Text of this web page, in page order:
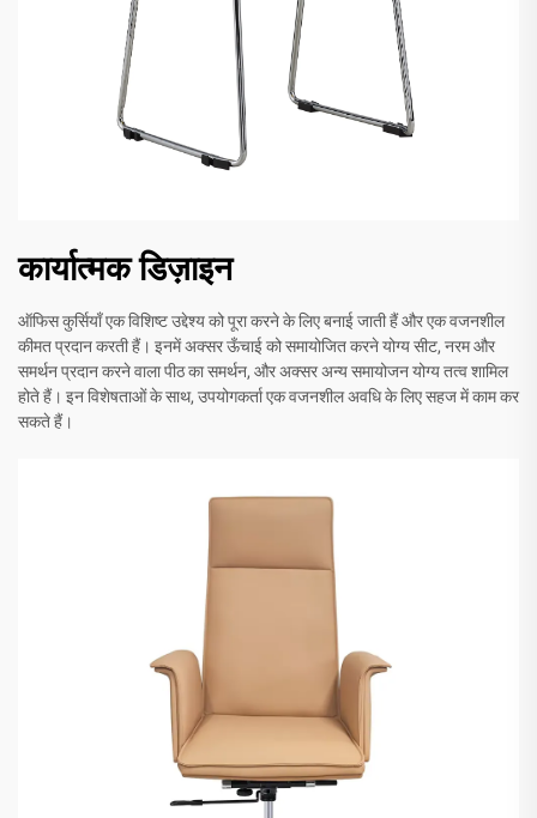
कार्यात्मक डिज़ाइन
ऑफिस कुर्सियाँ एक विशिष्ट उद्देश्य को पूरा करने के लिए बनाई जाती हैं और एक वजनशील
कीमत प्रदान करती हैं। इनमें अक्सर ऊँचाई को समायोजित करने योग्य सीट, नरम और
समर्थन प्रदान करने वाला पीठ का समर्थन, और अक्सर अन्य समायोजन योग्य तत्व शामिल
होते हैं। इन विशेषताओं के साथ, उपयोगकर्ता एक वजनशील अवधि के लिए सहज में काम कर
सकते हैं।